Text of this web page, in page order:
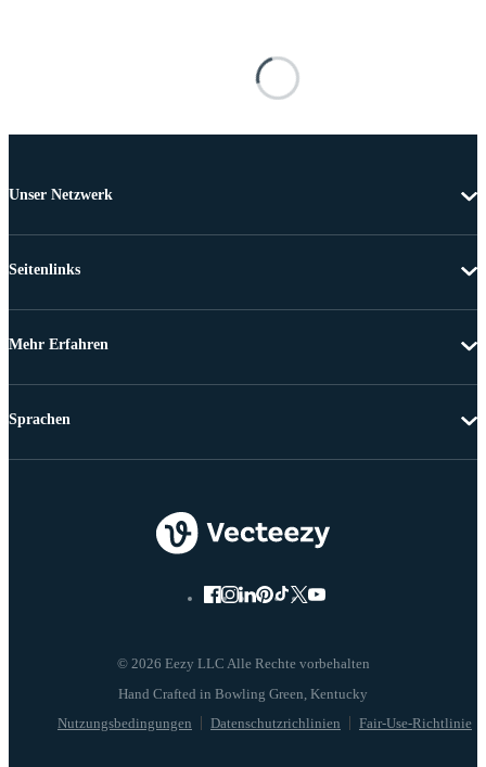
Unser Netzwerk
Seitenlinks
Mehr Erfahren
© 2026 Eezy LLC Alle Rechte vorbehalten
Nutzungsbedingungen Datenschutzrichlinien Fair-Use-Richtlinie
Sprachen